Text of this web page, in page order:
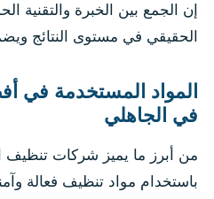
إن الجمع بين الخبرة والتقنية
الحقيقي في مستوى النتائج
المواد المستخدمة في
في الجاهلي
من أبرز ما يميز شركات تنظيف
باستخدام مواد تنظيف فعالة